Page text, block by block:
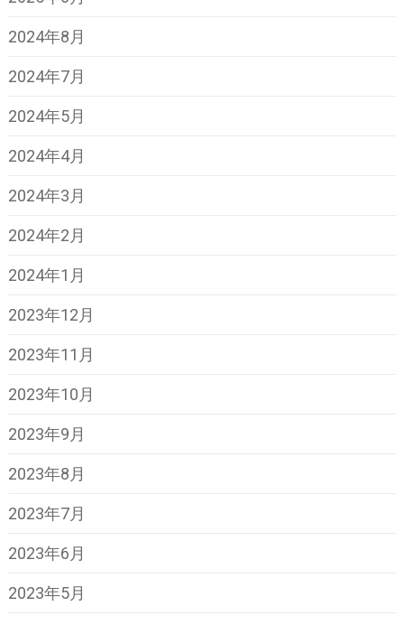
2024年8月
2024年7月
2024年5月
2024年4月
2024年3月
2024年2月
2024年1月
2023年12月
2023年11月
2023年10月
2023年9月
2023年8月
2023年7月
2023年6月
2023年5月